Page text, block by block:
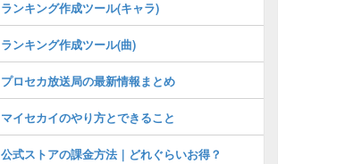
ランキング作成ツール(キャラ)
ランキング作成ツール(曲)
プロセカ放送局の最新情報まとめ
マイセカイのやり方とできること
公式ストアの課金方法｜どれぐらいお得？